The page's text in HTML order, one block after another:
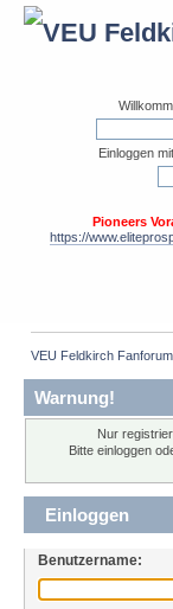
Einloggen
Pioneers
https://
VEU Feldkirch Fanforum
Warnung!
Nur
Bitte einloggen
Einloggen
Benutzername: